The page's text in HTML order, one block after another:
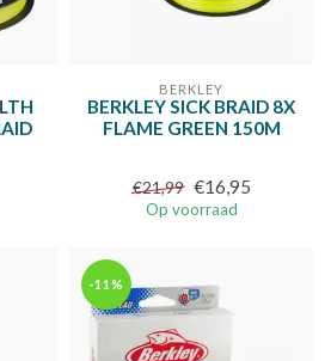
BERKLEY
BERKLEY SICK BRAID 8X
FLAME GREEN 150M
€21,99 €16,95
Op voorraad
-11%